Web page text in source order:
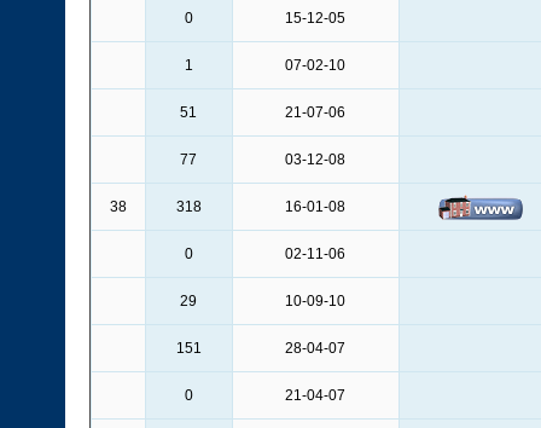
15-12-05
0
07-02-10
1
21-07-06
51
03-12-08
77
16-01-08
318
38
02-11-06
0
10-09-10
29
28-04-07
151
21-04-07
0